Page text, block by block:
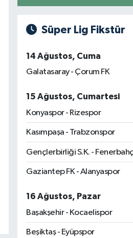
Süper Lig Fikstür
14 Ağustos, Cuma
Galatasaray - Çorum FK
15 Ağustos, Cumartesi
Konyaspor - Rizespor
Kasımpaşa - Trabzonspor
Gençlerbirliği S.K. -
Gaziantep FK - Alanyaspor
16 Ağustos, Pazar
Başakşehir - Kocaelispor
Beşiktaş - Eyüpspor